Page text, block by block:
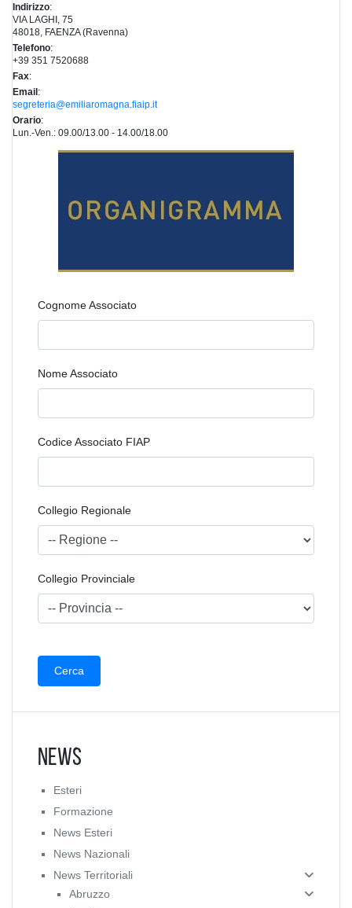
Indirizzo:
VIA LAGHI, 75
48018, FAENZA (Ravenna)
Telefono:
+39 351 7520688
Fax:
Email :
segreteria@emiliaromagna.fiaip.it
Orario:
Lun.-Ven.: 09.00/13.00 - 14.00/18.00
Cognome Associato
Nome Associato
Codice Associato FIAP
Collegio Regionale
Collegio Provinciale
News
Esteri
Formazione
News Esteri
News Nazionali
News Territoriali
Abruzzo